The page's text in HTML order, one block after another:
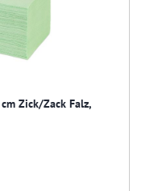
Zick/Zack Falz,